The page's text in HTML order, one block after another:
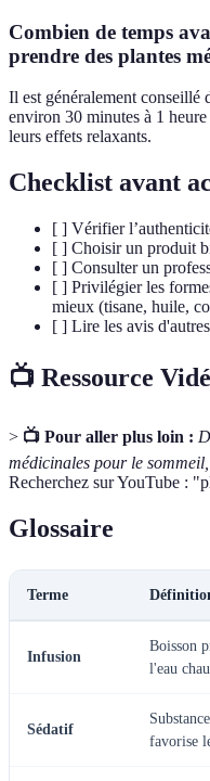
Combien de temps
prendre des plantes
Il est généralement conseillé
environ 30 minutes à 1
leurs effets relaxants.
Checklist avant
[ ] Vérifier
[ ] Choisir un produit
[ ] Consulter un
[ ] Privilégier les
mieux (tisane, huile,
[ ] Lire les avis
📺 Ressource
> 📺 Pour aller plus loin :
médicinales pour le sommeil,
Recherchez sur YouTube :
Glossaire
Terme
Infusion
Boisson
l'eau
Sédatif
favorise